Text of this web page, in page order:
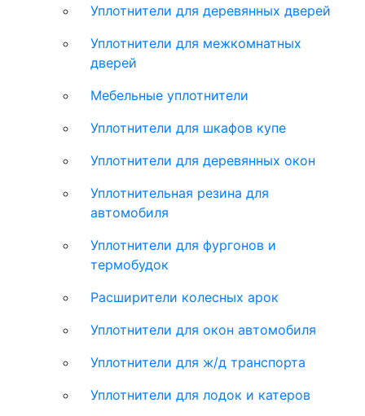
Уплотнители для деревянных дверей
Уплотнители для межкомнатных
дверей
Мебельные уплотнители
Уплотнители для шкафов купе
Уплотнители для деревянных окон
Уплотнительная резина для
автомобиля
Уплотнители для фургонов и
термобудок
Расширители колесных арок
Уплотнители для окон автомобиля
Уплотнители для ж/д транспорта
Уплотнители для лодок и катеров